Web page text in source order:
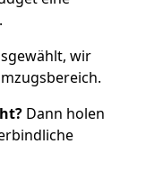
wir
Dann holen